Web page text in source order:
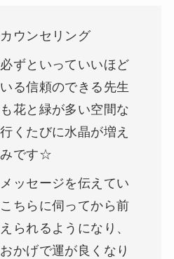
ウンセリング
ずといっていいほど
る信頼のできる先生
花と緑が多い空間な
くたびに水晶が増え
みです☆
ッセージを伝えてい
ちらに伺ってから前
られるようになり、
かげで運が良くなり